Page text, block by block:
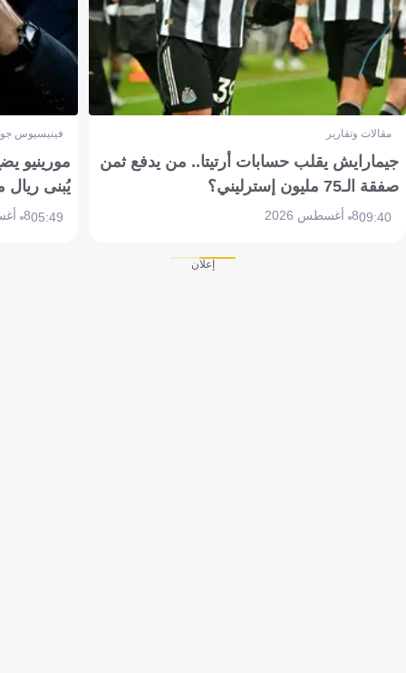
مقالات وتقارير
جيمارايش يقلب حسابات أرتيتا.. من يدفع ثمن
صفقة الـ75 مليون إسترليني؟
09:408 أغسطس 2026
فينيسيوس
مورينيو
يُبنى ريال
05:498 أغسطس 2026
إعلان